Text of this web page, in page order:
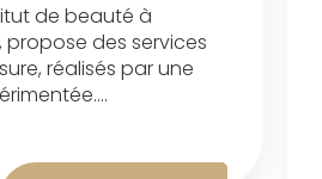
de beauté à
propose des services
réalisés par une